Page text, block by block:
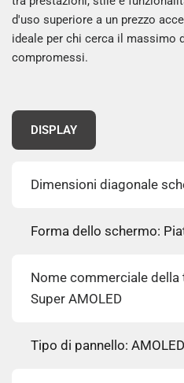
d'uso superiore a un prezzo
ideale per chi cerca il massimo
compromessi.
DISPLAY
Dimensioni diagonale
Forma dello schermo:
Nome commerciale
Super AMOLED
Tipo di pannello: AMOLED